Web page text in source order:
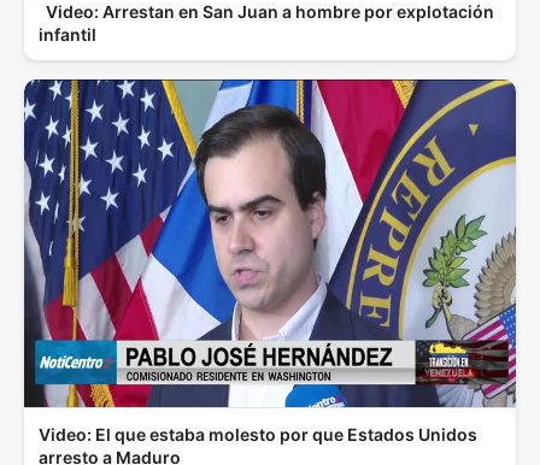
Video: Arrestan en San Juan a hombre por explotación
infantil
Video: El que estaba molesto por que Estados Unidos
arresto a Maduro